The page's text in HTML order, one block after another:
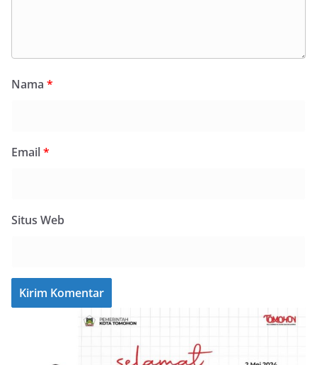
Nama *
Email*
Situs Web